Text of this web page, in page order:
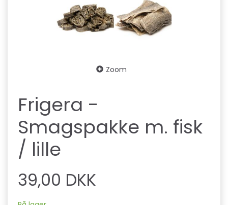
Zoom
Frigera -
Smagspakke m. fisk
/ lille
39,00 DKK